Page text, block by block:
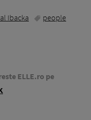
Ibacka
people
ELLE.ro pe